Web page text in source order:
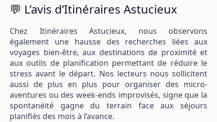
💬 L’avis d’Itinéraires Astucieux
Chez Itinéraires Astucieux, nous observons
également une hausse des recherches liées aux
voyages bien-être, aux destinations de proximité et
aux outils de planification permettant de réduire le
stress avant le départ. Nos lecteurs nous sollicitent
aussi de plus en plus pour organiser des micro-
aventures ou des week-ends improvisés, signe que la
spontanéité gagne du terrain face aux séjours
planifiés des mois à l’avance.